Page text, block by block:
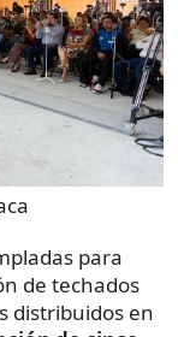
para
de techados
distribuidos en